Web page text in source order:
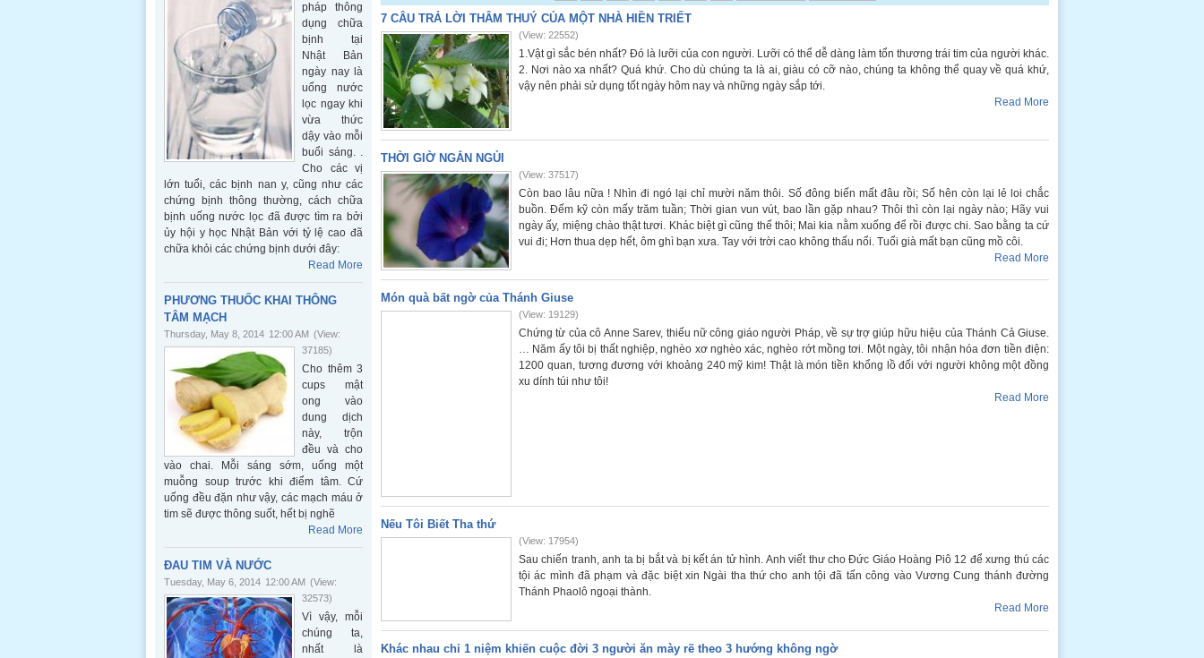
pháp thông
dụng chữa
bịnh tại
Nhật Bản
ngày nay là
uống nước
lọc ngay khi
vừa thức
dậy vào mỗi
buổi sáng. .
Cho các vị
lớn tuổi, các bịnh nan y, cũng như các
chứng bịnh thông thường, cách chữa
bịnh uống nước lọc đã được tìm ra bởi
ủy hội y học Nhật Bản với tỷ lệ cao đã
chữa khỏi các chứng bịnh dưới đây:
Read More
PHƯƠNG THUỐC KHAI THÔNG
TÂM MẠCH
Thursday, May 8, 2014 12:00 AM (View:
37185)
Cho thêm 3
cups mật
ong vào
dung dịch
này, trộn
đều và cho
vào chai. Mỗi sáng sớm, uống một
muỗng soup trước khi điểm tâm. Cứ
uống đều đặn như vậy, các mạch máu ở
tim sẽ được thông suốt, hết bị nghẽ
Read More
ĐAU TIM VÀ NƯỚC
Tuesday, May 6, 2014 12:00 AM (View:
32573)
Vì vậy, mỗi
chúng ta,
nhất là
7 CÂU TRẢ LỜI THÂM THUÝ CỦA MỘT NHÀ HIỀN TRIẾT
(View: 22552)
1.Vật gì sắc bén nhất? Đó là lưỡi của con người. Lưỡi có thể dễ dàng làm tổn thương trái tim của người khác.
2. Nơi nào xa nhất? Quá khứ. Cho dù chúng ta là ai, giàu có cỡ nào, chúng ta không thể quay về quá khứ,
vậy nên phải sử dụng tốt ngày hôm nay và những ngày sắp tới.
Read More
THỜI GIỜ NGẮN NGỦI
(View: 37517)
Còn bao lâu nữa ! Nhìn đi ngó lại chỉ mười năm thôi. Số đông biến mất đâu rồi; Số hên còn lại lẻ loi chắc
buồn. Đếm kỹ còn mấy trăm tuần; Thời gian vun vút, bao lần gặp nhau? Thôi thì còn lại ngày nào; Hãy vui
ngày ấy, miệng chào thật tươi. Khác biệt gì cũng thế thôi; Mai kia nằm xuống để rồi được chi. Sao bằng ta cứ
vui đi; Hơn thua dẹp hết, ôm ghì bạn xưa. Tay với trời cao không thấu nổi. Tuổi già mất bạn cũng mồ côi.
Read More
Món quà bất ngờ của Thánh Giuse
(View: 19129)
Chứng từ của cô Anne Sarev, thiếu nữ công giáo người Pháp, về sự trợ giúp hữu hiệu của Thánh Cả Giuse.
… Năm ấy tôi bị thất nghiệp, nghèo xơ nghèo xác, nghèo rớt mồng tơi. Một ngày, tôi nhận hóa đơn tiền điện:
1200 quan, tương đương với khoảng 240 mỹ kim! Thật là món tiền khổng lồ đối với người không một đồng
xu dính túi như tôi!
Read More
Nếu Tôi Biết Tha thứ
(View: 17954)
Sau chiến tranh, anh ta bị bắt và bị kết án tử hình. Anh viết thư cho Đức Giáo Hoàng Piô 12 để xưng thú các
tội ác mình đã phạm và đặc biệt xin Ngài tha thứ cho anh tội đã tấn công vào Vương Cung thánh đường
Thánh Phaolô ngoại thành.
Read More
Khác nhau chỉ 1 niệm khiến cuộc đời 3 người ăn mày rẽ theo 3 hướng không ngờ